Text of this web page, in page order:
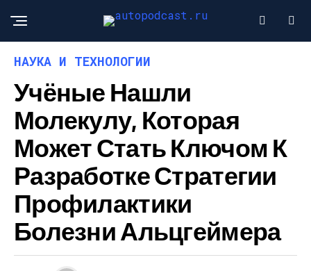
НАУКА И ТЕХНОЛОГИИ
Учёные Нашли
Молекулу, Которая
Может Стать Ключом К
Разработке Стратегии
Профилактики
Болезни Альцгеймера